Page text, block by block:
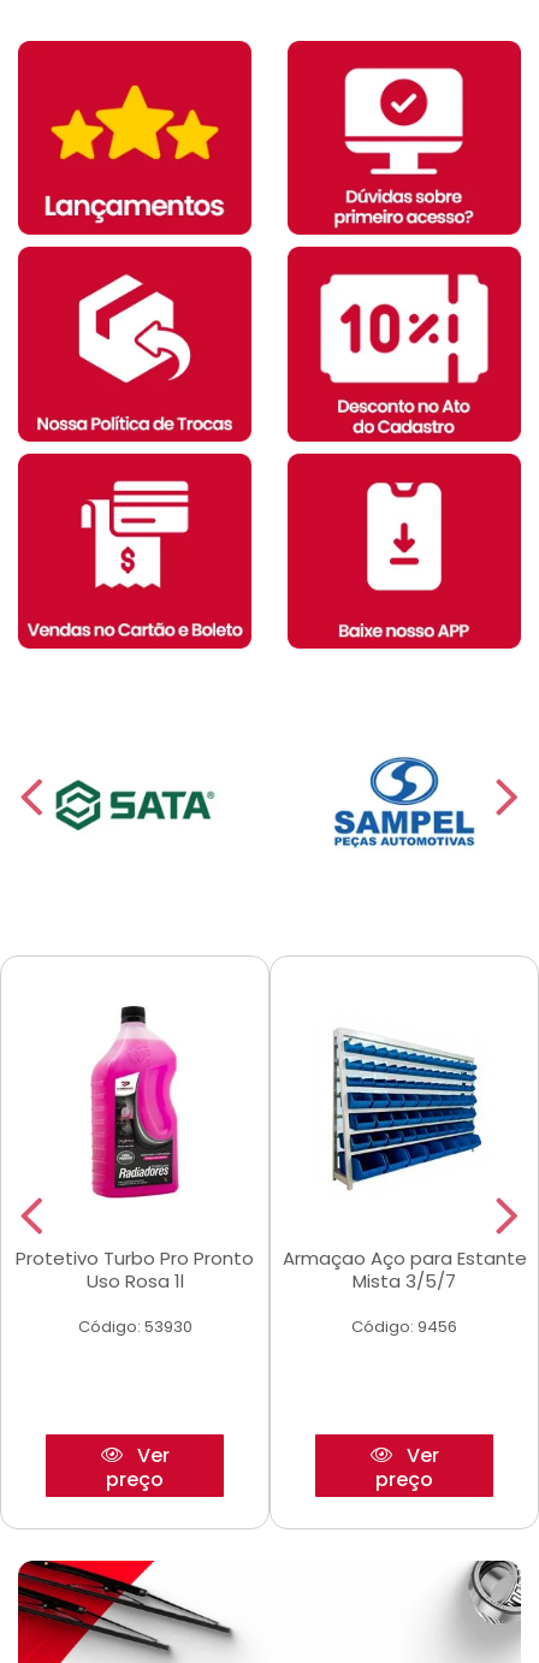
Protetivo Turbo Pro Pronto
Uso Rosa 1l
Código: 53930
Ver
preço
Armaçao Aço para Estante
Mista 3/5/7
Código: 9456
Ver
preço